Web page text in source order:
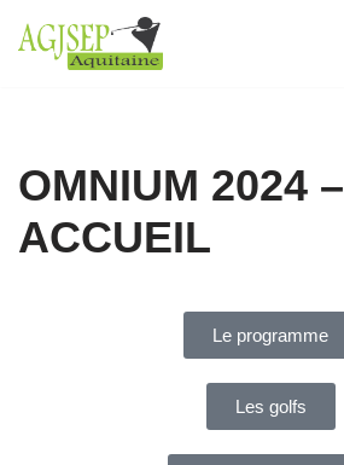
Aller
OMNIUM 2024 –
ACCUEIL
Le programme
Les golfs